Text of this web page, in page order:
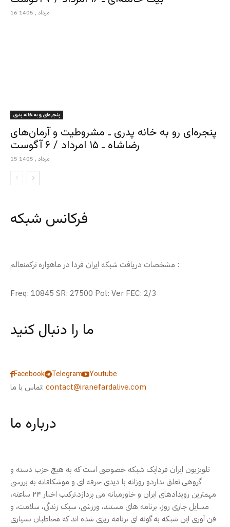
16 مرداد , 1405
پنجره‌ای رو به خانه پدری
پنجره‌ای رو به خانه پدری ـ مشروطیت و آرمان‌های
رضاشاه ـ ۱۵ امرداد / ۶ آگوست
15 مرداد , 1405
فرکانس شبکه
مشخصات دریافت شبکه ایران فردا در ماهواره ترکمنعالم :
Freq: 10845 SR: 27500 Pol: Ver FEC: 2/3
ما را دنبال کنید
Facebook Telegram
Youtube
تماس با ما: contact@iranefardalive.com
درباره ما
تلویزیون ایران فردایک شبکه خصوصی است که به هیچ حزب دسته و
گروهی تعلق نداردو روزانه با دیدی حرفه ای و موشکافانه به بررسی
مهمترین رویدادهای ایران و خاورمیانه می پردازد.ترکیب اخبار ۲۴ ساعته،
مسایل جاری روز، برنامه های مستند، ورزشی، سبک زندگی، سلامت، و
فن آوری این شبکه به گونه ای برنامه ریزی شده اند که مخاطبان بسیاری